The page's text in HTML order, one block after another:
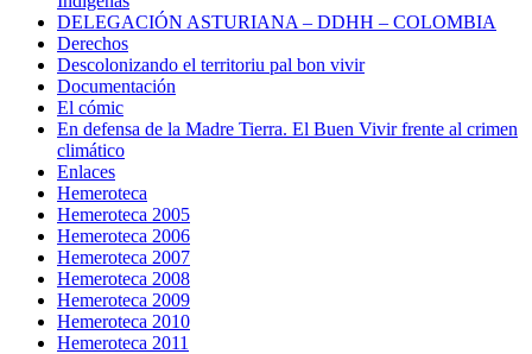
DELEGACIÓN ASTURIANA – DDHH – COLOMBIA
Derechos
Descolonizando el territoriu pal bon vivir
Documentación
El cómic
En defensa de la Madre Tierra. El Buen Vivir frente al crimen
climático
Enlaces
Hemeroteca
Hemeroteca 2005
Hemeroteca 2006
Hemeroteca 2007
Hemeroteca 2008
Hemeroteca 2009
Hemeroteca 2010
Hemeroteca 2011